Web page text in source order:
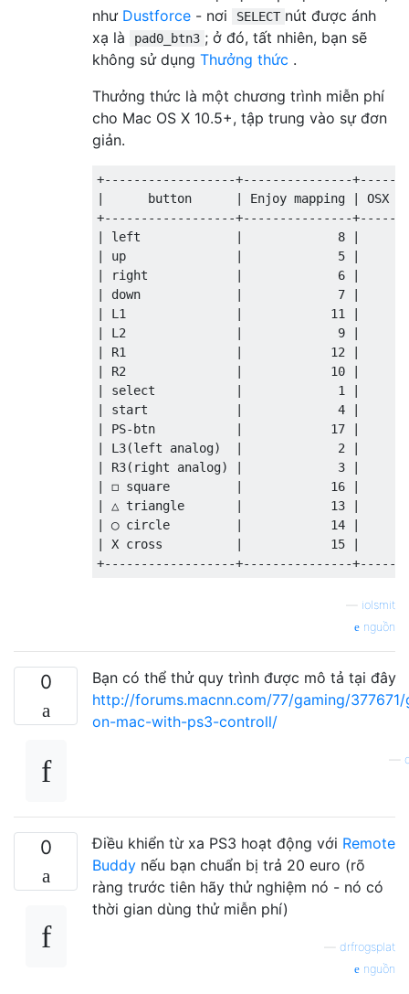
như Dustforce - nơi SELECT nút được ánh
xạ là
pad0_btn3 ; ở đó, tất nhiên, bạn sẽ
không sử dụng Thưởng thức .
Thưởng thức là một chương trình miễn phí
cho Mac OS X 10.5+, tập trung vào sự đơn
giản.
+------------------+---------------
|      button      | Enjoy mapping | OSX
+------------------+---------------
| left             |             8 |
| up               |             5 |
| right            |             6 |
| down             |             7 |
| L1               |            11 |
| L2               |             9 |
| R1               |            12 |
| R2               |            10 |
| select           |             1 |
| start            |             4 |
| PS-btn           |            17 |
| L3(left analog)  |             2 |
| R3(right analog) |             3 |
| ◻ square         |            16 |
| △ triangle       |            13 |
| ◯ circle         |            14 |
| X cross          |            15 |
iolsmit
nguồn
0
Bạn có thể thử quy trình được mô tả tại đây
http://forums.macnn.com/77/gaming/
on-mac-with-ps3-controll/
0 Điều khiển từ xa PS3 hoạt động với Remote
Buddy nếu bạn chuẩn bị trả 20 euro (rõ
ràng trước tiên hãy thử nghiệm nó - nó có
thời gian dùng thử miễn phí)
drfrogsplat
nguồn